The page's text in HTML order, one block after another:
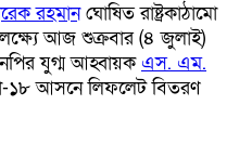
রহমানঘোষিত রাষ্ট্রকাঠামো
আজ শুক্রবার (৪ জুলাই)
যুগ্ম আহ্বায়ক এস. এম.
১৮ আসনে লিফলেট বিতরণ